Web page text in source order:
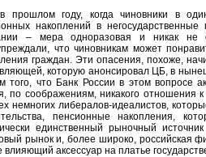
прошлом году, когда чиновники в
накоплений в
– мера одноразовая и никак не
что чиновникам может
граждан. Эти опасения, похоже,
которую анонсировал ЦБ, в
того, что Банк России в этом вопросе
по соображениям, никакого отношения
немногих либералов-идеалистов,
пенсионные накопления,
единственный рыночный
рынок и, более широко, российская
влияющий аксессуар на платье